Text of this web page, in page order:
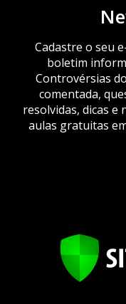
Cadastre o seu
boletim
Controvérsias
comentada,
resolvidas, dicas e
aulas gratuitas